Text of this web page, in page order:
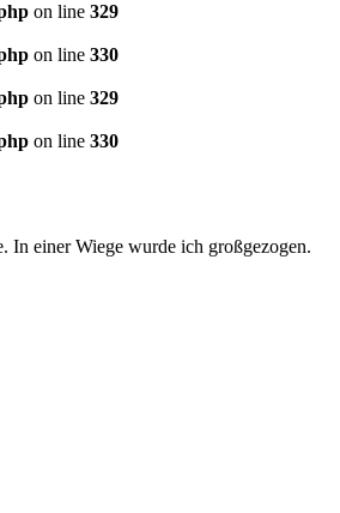
on line 329
on line 330
on line 329
on line 330
In einer Wiege wurde ich großgezogen.